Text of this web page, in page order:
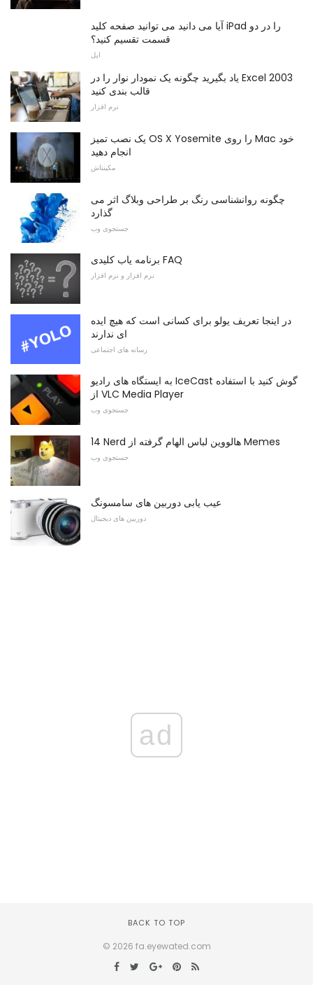
آیا می دانید می توانید صفحه کلید iPad را در دو
قسمت تقسیم کنید؟
اپل
یاد بگیرید چگونه یک نمودار نوار را در Excel 2003
قالب بندی کنید
نرم افزار
یک نصب تمیز OS X Yosemite را روی Mac خود
انجام دهید
مکینتاش
چگونه روانشناسی رنگ بر طراحی وبلاگ اثر می
گذارد
جستجوی وب
برنامه یاب کلیدی FAQ
نرم افزار و نرم افزار
در اینجا تعریف یولو برای کسانی است که هیچ ایده
ای ندارند
رسانه های اجتماعی
به ایستگاه های رادیو IceCast گوش کنید با استفاده
از VLC Media Player
جستجوی وب
14 Nerd هالووین لباس الهام گرفته از Memes
جستجوی وب
عیب یابی دوربین های سامسونگ
دوربین های دیجیتال
ad
BACK TO TOP
© 2026 fa.eyewated.com